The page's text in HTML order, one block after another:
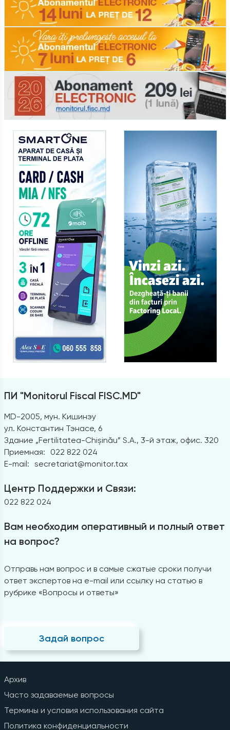
ПИ "Monitorul Fiscal FISC.MD"
MD-2005, мун. Кишинэу
ул. Константин Тэнасе, 6
Здание „Fertilitatea-Chișinău” S.A., 3-й этаж, офис. 320
Приемная:
022 822 024
E-mail: secretariat@monitor.tax
Центр Поддержки и Связи:
022 822 024
Вам необходим оперативный и полный ответ
на вопрос?
Отправь нам вопрос и в самые сжатые сроки получи
ответ экспертов на e-mail или ссылку на статью в
рубрике «Вопросы и ответы»
Задай вопрос
Архив
Часто задаваемые вопросы
Термины и условия использования сайта
Политика конфиденциальности